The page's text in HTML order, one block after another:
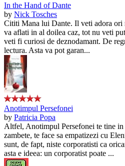
In the Hand of Dante
by Nick Tosches
Cititi Mana lui Dante. Il veti adora ori
va aflati in al doilea caz, tot nu veti
veti fi curiosi de deznodamant. De
lectura. Asta va pot garan...
Anotimpul Persefonei
by Patricia Popa
Altfel, Anotimpul Persefonei te tine
zambete, te face sa empatizezi cu
sunt, de fapt, niste corporatisti ca
asta e ideea: un corporatist poate ...